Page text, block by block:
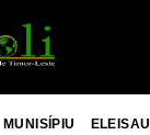
MUNISÍPIU